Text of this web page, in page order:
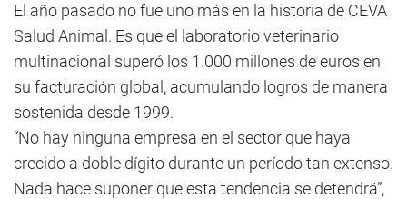
El año pasado no fue uno más en la historia de CEVA
Salud Animal. Es que el laboratorio veterinario
multinacional superó los 1.000 millones de euros en
su facturación global, acumulando logros de manera
sostenida desde 1999.
“No hay ninguna empresa en el sector que haya
crecido a doble dígito durante un período tan extenso.
Nada hace suponer que esta tendencia se detendrá”,